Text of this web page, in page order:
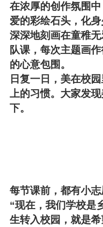
在浓厚的创作氛围
爱的彩绘石头，化
深深地刻画在童稚
队课，每次主题画
的心意包围。
日复一日，美在校
上的习惯。大家发
下。
每节课前，都有小
“现在，我们学校是
生转入校园，就是